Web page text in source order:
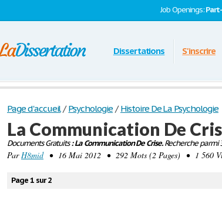
Job Openings:
Dissertations S'inscrire
Page d'accueil / Psychologie / Histoire De La Psychologie
La Communication De
Documents Gratuits: La Communication De Crise.Recherche parmi
ParH8mid• 16 Mai 2012 • 292 Mots (2 Pages) • 1 560
Page 1 sur 2